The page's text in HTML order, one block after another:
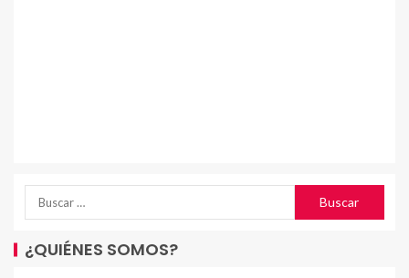
¿QUIÉNES SOMOS?